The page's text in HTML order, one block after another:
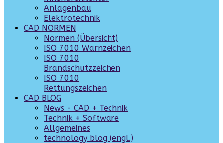
Anlagenbau
Elektrotechnik
CAD NORMEN
Normen (Übersicht)
ISO 7010 Warnzeichen
ISO 7010
Brandschutzzeichen
ISO 7010
Rettungszeichen
CAD BLOG
News - CAD + Technik
Technik + Software
Allgemeines
technology blog (engl.)